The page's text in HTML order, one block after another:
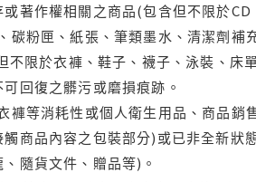
著作權相關之商品(包含但不限於
碳粉匣、紙張、筆類墨水、清潔劑補
限於衣褲、鞋子、襪子、泳裝、床
回復之髒污或磨損痕跡。
褲等消耗性或個人衛生用品、商品
商品內容之包裝部分)或已非全新
隨貨文件、贈品等)。